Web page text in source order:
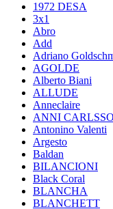
1972 DESA
3x1
Abro
Add
Adriano
AGOLDE
Alberto Biani
ALLUDE
Anneclaire
ANNI
Antonino Valenti
Argesto
Baldan
BILANCIONI
Black Coral
BLANCHA
BLANCHETT